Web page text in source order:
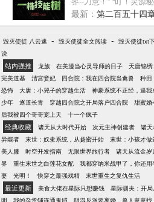
术！” “叮！符纹术Lv10
术！” 刀意点到满级，
满级，坚挺身躯拳战所
吗？
最新： 第二百五十四
毁灭使徒 八云遮 - 毁灭使徒全文阅读 - 毁灭使徒txt
说
站内强推 龙族 在美漫当心灵导师的日子 天唐锦绣
完美道基
清宫妾妃 四合院：我在四合院当禽兽 种田
恐怖
大唐：小兕子的穿越生活 神豪系统不正经，逼我
少年
逐道长青 穿越四合院之开局落户四合院 甜蜜婚
后我被四个哥哥宠上天
十一个疯子
经典收藏 诸天从大时代开始 次元主神创建者 诸
异能者
末世：奴隶系统，从扬蜜开始 末世：小孩才
美人膝
时空开发指南 无限世界旅行者 诸天从流金岁
界
重生末世之白莲花女配 我都穿纳米战甲了，你还用
妻
光明！ 快穿之最强戏精 末世重生之复仇生活
最近更新 美食大佬在星际只想赚钱 星际驯夫：开
明
我的杂货铺连通鬼域 阴湿反派要离婚，兽人崽崽找